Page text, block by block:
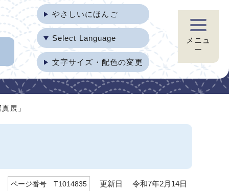
やさしいにほんご
Select Language
文字サイズ・配色の変更
メニュ
ー
展」
ページ番号 T1014835 更新日 令和7年2月14日